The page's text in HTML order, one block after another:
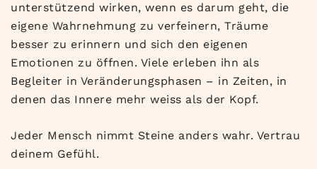
unterstützend wirken, wenn es darum geht, die
eigene Wahrnehmung zu verfeinern, Träume
besser zu erinnern und sich den eigenen
Emotionen zu öffnen. Viele erleben ihn als
Begleiter in Veränderungsphasen – in Zeiten, in
denen das Innere mehr weiss als der Kopf.
Jeder Mensch nimmt Steine anders wahr. Vertrau
deinem Gefühl.